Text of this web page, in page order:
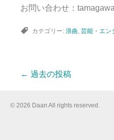
お問い合わせ：
カテゴリー: 浪曲, 芸能・エン
投
← 過去の投稿
© 2026 Daan All rights reserved.